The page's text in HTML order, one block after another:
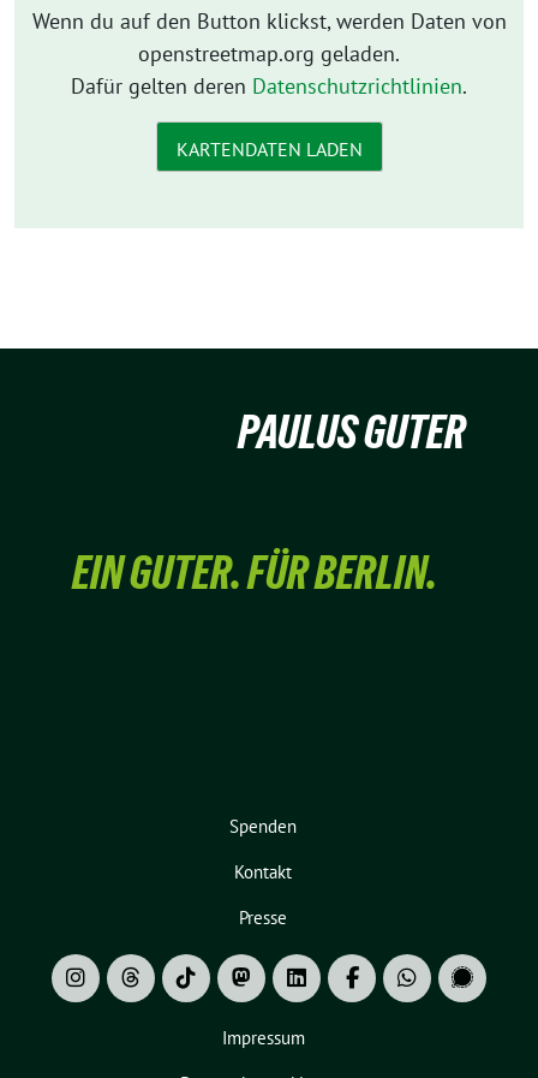
Wenn du auf den Button klickst, werden Daten von
openstreetmap.org geladen.
Dafür gelten deren Datenschutzrichtlinien.
KARTENDATEN LADEN
PAULUS GUTER
EIN GUTER. FÜR BERLIN.
Spenden
Kontakt
Presse
Impressum